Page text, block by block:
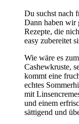
Du suchst nach
Dann haben wir
Rezepte, die
easy zubereitet
Wie wäre es
Cashewkruste,
kommt eine
echtes
mit
und einem
sättigend und